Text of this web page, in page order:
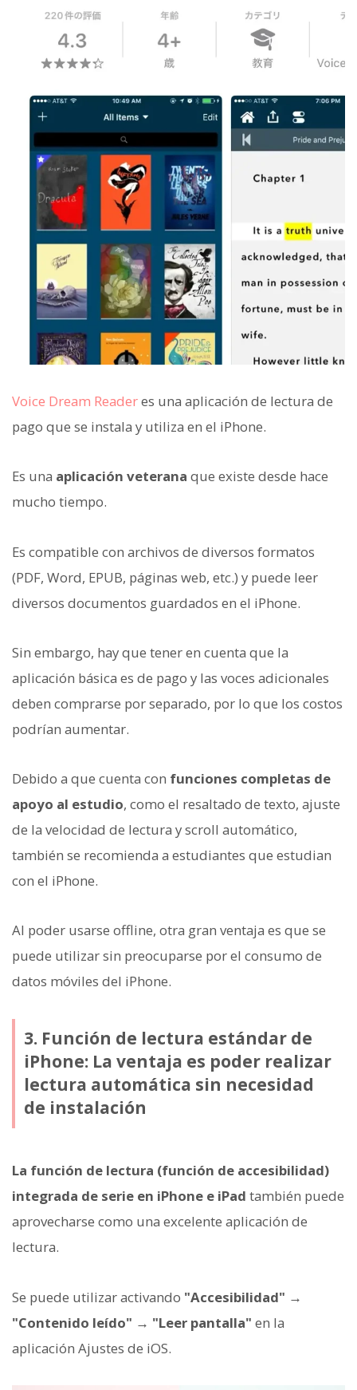
Voice Dream Readeres una aplicación de lectura de
pago que se instala y utiliza en el iPhone.
Es una aplicación veterana que existe desde hace
mucho tiempo.
Es compatible con archivos de diversos formatos
(PDF, Word, EPUB, páginas web, etc.) y puede leer
diversos documentos guardados en el iPhone.
Sin embargo, hay que tener en cuenta que la
aplicación básica es de pago y las voces adicionales
deben comprarse por separado, por lo que los costos
podrían aumentar.
Debido a que cuenta con funciones completas de
apoyo al estudio, como el resaltado de texto, ajuste
de la velocidad de lectura y scroll automático,
también se recomienda a estudiantes que estudian
con el iPhone.
Al poder usarse offline, otra gran ventaja es que se
puede utilizar sin preocuparse por el consumo de
datos móviles del iPhone.
3. Función de lectura estándar de
iPhone: La ventaja es poder realizar
lectura automática sin necesidad
de instalación
La función de lectura (función de accesibilidad)
integrada de serie en iPhone e iPad también puede
aprovecharse como una excelente aplicación de
lectura.
Se puede utilizar activando "Accesibilidad" →
"Contenido leído" → "Leer pantalla" en la
aplicación Ajustes de iOS.